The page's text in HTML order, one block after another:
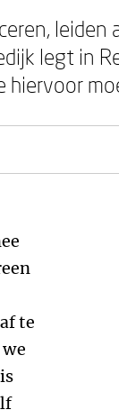
legt in
hiervoor
te